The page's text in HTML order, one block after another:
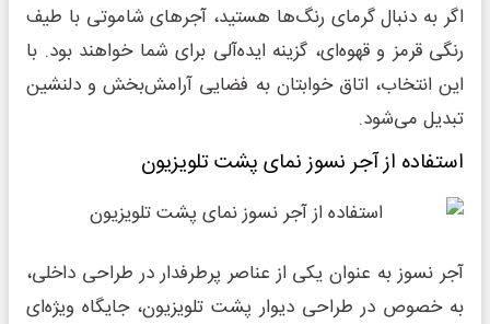
اگر به دنبال گرمای رنگ‌ها هستید، آجرهای شاموتی با طیف
رنگی قرمز و قهوه‌ای، گزینه ایده‌آلی برای شما خواهند بود. با
این انتخاب، اتاق خوابتان به فضایی آرامش‌بخش و دلنشین
تبدیل می‌شود.
استفاده از آجر نسوز نمای پشت تلویزیون
آجر نسوز به عنوان یکی از عناصر پرطرفدار در طراحی داخلی،
به خصوص در طراحی دیوار پشت تلویزیون، جایگاه ویژه‌ای